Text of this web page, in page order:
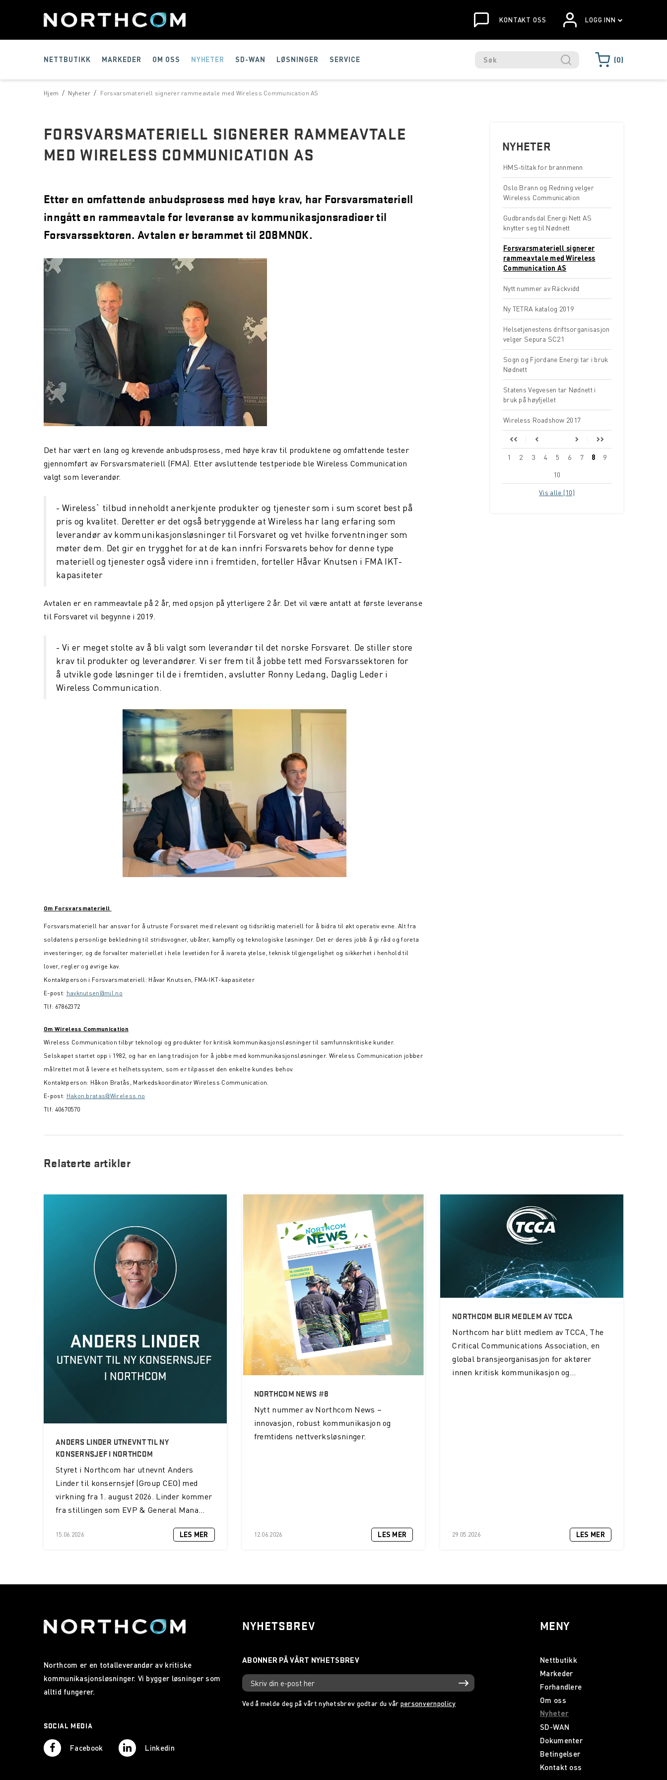
KONTAKT OSS LOGG INN
NETTBUTIKK MARKEDER OM OSS NYHETER SD-WAN LØSNINGER SERVICE 0
/
Hjem /
Nyheter Forsvarsmateriell signerer rammeavtale med Wireless Communication AS
NYHETER
HMS-tiltak for brannmenn
Oslo Brann og Redning velger
Wireless Communication
Gudbrandsdal Energi Nett AS
knytter seg til Nødnett
Forsvarsmateriell signerer
rammeavtale med Wireless
Communication AS
Nytt nummer av Räckvidd
Ny TETRA katalog 2019
Helsetjenestens driftsorganisasjon
velger Sepura SC21
Sogn og Fjordane Energi tar i bruk
Nødnett
Statens Vegvesen tar Nødnett i
bruk på høyfjellet
Wireless Roadshow 2017
1 2 3 4 5 6 7 8 9
10
Vis alle (10)
FORSVARSMATERIELL SIGNERER RAMMEAVTALE
MED WIRELESS COMMUNICATION AS
Etter en omfattende anbudsprosess med høye krav, har Forsvarsmateriell
inngått en rammeavtale for leveranse av kommunikasjonsradioer til
Forsvarssektoren. Avtalen er berammet til 208MNOK.
Det har vært en lang og krevende anbudsprosess, med høye krav til produktene og omfattende tester
gjennomført av Forsvarsmateriell (FMA). Etter avsluttende testperiode ble Wireless Communication
valgt som leverandør.
- Wireless` tilbud inneholdt anerkjente produkter og tjenester som i sum scoret best på
pris og kvalitet. Deretter er det også betryggende at Wireless har lang erfaring som
leverandør av kommunikasjonsløsninger til Forsvaret og vet hvilke forventninger som
møter dem. Det gir en trygghet for at de kan innfri Forsvarets behov for denne type
materiell og tjenester også videre inn i fremtiden, forteller Håvar Knutsen i FMA IKT-
kapasiteter
Avtalen er en rammeavtale på 2 år, med opsjon på ytterligere 2 år. Det vil være antatt at første leveranse
til Forsvaret vil begynne i 2019.
- Vi er meget stolte av å bli valgt som leverandør til det norske Forsvaret. De stiller store
krav til produkter og leverandører. Vi ser frem til å jobbe tett med Forsvarssektoren for
å utvikle gode løsninger til de i fremtiden, avslutter Ronny Ledang, Daglig Leder i
Wireless Communication.
Om Forsvarsmateriell
Forsvarsmateriell har ansvar for å utruste Forsvaret med relevant og tidsriktig materiell for å bidra til økt operativ evne. Alt fra
soldatens personlige bekledning til stridsvogner, ubåter, kampfly og teknologiske løsninger. Det er deres jobb å gi råd og foreta
investeringer, og de forvalter materiellet i hele levetiden for å ivareta ytelse, teknisk tilgjengelighet og sikkerhet i henhold til
lover, regler og øvrige kav.
Kontaktperson i Forsvarsmateriell: Håvar Knutsen, FMA-IKT-kapasiteter
E-post: havknutsen@mil.no
Tlf: 67862372
Om Wireless Communication
Wireless Communication tilbyr teknologi og produkter for kritisk kommunikasjonsløsninger til samfunnskritiske kunder.
Selskapet startet opp i 1982, og har en lang tradisjon for å jobbe med kommunikasjonsløsninger. Wireless Communication jobber
målrettet mot å levere et helhetssystem, som er tilpasset den enkelte kundes behov.
Kontaktperson: Håkon Bratås, Markedskoordinator Wireless Communication.
E-post: Hakon.bratas@Wireless.no
Tlf: 40670570
Relaterte artikler
ANDERS LINDER UTNEVNT TIL NY
KONSERNSJEF I NORTHCOM
Styret i Northcom har utnevnt Anders
Linder til konsernsjef (Group CEO) med
virkning fra 1. august 2026. Linder kommer
fra stillingen som EVP & General Mana...
15.06.2026 LES MER
NORTHCOM NEWS #8
Nytt nummer av Northcom News –
innovasjon, robust kommunikasjon og
fremtidens nettverksløsninger.
12.06.2026 LES MER
NORTHCOM BLIR MEDLEM AV TCCA
Northcom har blitt medlem av TCCA, The
Critical Communications Association, en
global bransjeorganisasjon for aktører
innen kritisk kommunikasjon og...
29.05.2026 LES MER
Northcom er en totalleverandør av kritiske
kommunikasjonsløsninger. Vi bygger løsninger som
alltid fungerer.
SOCIAL MEDIA
Facebook Linkedin
NYHETSBREV
Ved å melde deg på vårt nyhetsbrev godtar du vår personvernpolicy
MENY
Nettbutikk
Markeder
Forhandlere
Om oss
Nyheter
SD-WAN
Dokumenter
Betingelser
Kontakt oss